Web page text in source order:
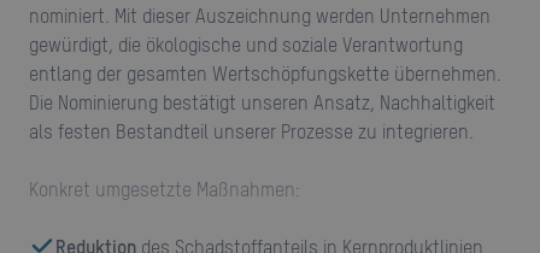
nominiert. Mit dieser Auszeichnung werden Unternehmen
gewürdigt, die ökologische und soziale Verantwortung
entlang der gesamten Wertschöpfungskette übernehmen.
Die Nominierung bestätigt unseren Ansatz, Nachhaltigkeit
als festen Bestandteil unserer Prozesse zu integrieren.
Konkret umgesetzte Maßnahmen:
Reduktion des Schadstoffanteils in Kernproduktlinien